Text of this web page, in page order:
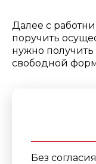
Далее с
поручить
нужно
свободной
Без